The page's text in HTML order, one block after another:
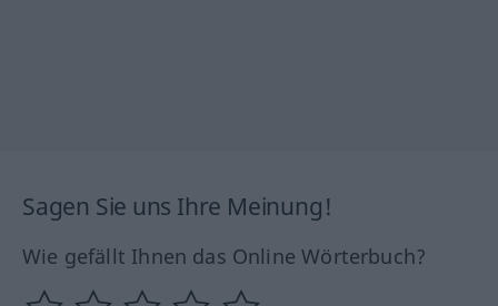
Sagen Sie uns Ihre Meinung!
Wie gefällt Ihnen das Online Wörterbuch?